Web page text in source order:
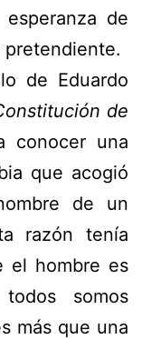
de
pretendiente.
de Eduardo
de
conocer una
que acogió
de un
razón tenía
el hombre es
somos
más que una